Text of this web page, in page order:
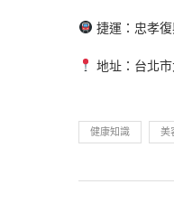
捷運：忠孝
地址：台北
健康知識 美